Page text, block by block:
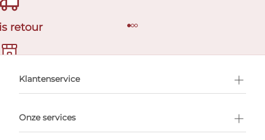
retour
afspraak
Klantenservice
Onze services